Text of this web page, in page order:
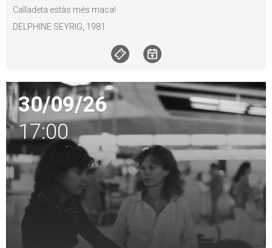
Calladeta estàs més maca!
DELPHINE SEYRIG, 1981.
30/09/26
17:00